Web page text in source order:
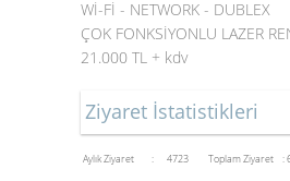
Wİ-Fİ - NETWORK - DUBLEX
ÇOK FONKSİYONLU LAZER
21.000 TL + kdv
Ziyaret İstatistikleri
Aylık Ziyaret : 4723 Toplam Ziyaret :